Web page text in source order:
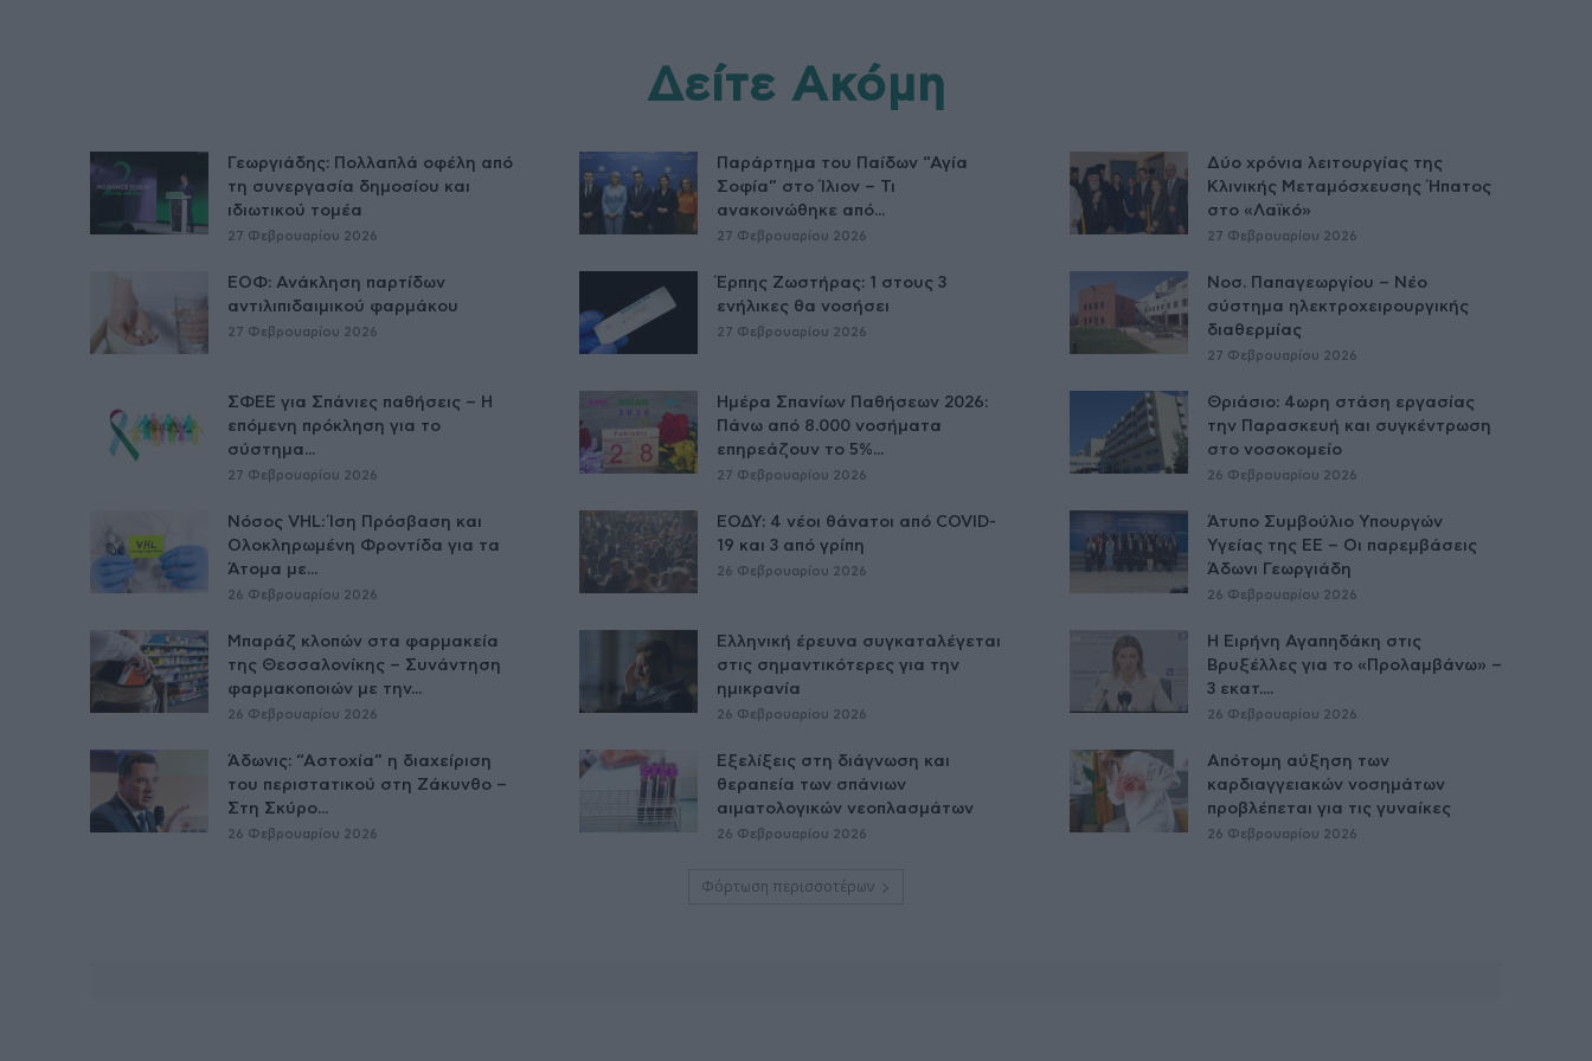
Δείτε Ακόμη
Γεωργιάδης: Πολλαπλά οφέλη από
τη συνεργασία δημοσίου και
ιδιωτικού τομέα
27 Φεβρουαρίου 2026
Παράρτημα του Παίδων “Αγία
Σοφία” στο Ίλιον – Τι
ανακοινώθηκε από...
27 Φεβρουαρίου 2026
Δύο χρόνια λειτουργίας της
Κλινικής Μεταμόσχευσης Ήπατος
στο «Λαϊκό»
27 Φεβρουαρίου 2026
ΕΟΦ: Ανάκληση παρτίδων
αντιλιπιδαιμικού φαρμάκου
27 Φεβρουαρίου 2026
Έρπης Ζωστήρας: 1 στους 3
ενήλικες θα νοσήσει
27 Φεβρουαρίου 2026
Νοσ. Παπαγεωργίου – Νέο
σύστημα ηλεκτροχειρουργικής
διαθερμίας
27 Φεβρουαρίου 2026
ΣΦΕΕ για Σπάνιες παθήσεις – Η
επόμενη πρόκληση για το
σύστημα...
27 Φεβρουαρίου 2026
Ημέρα Σπανίων Παθήσεων 2026:
Πάνω από 8.000 νοσήματα
επηρεάζουν το 5%...
27 Φεβρουαρίου 2026
Θριάσιο: 4ωρη στάση εργασίας
την Παρασκευή και συγκέντρωση
στο νοσοκομείο
26 Φεβρουαρίου 2026
Νόσος VHL: Ίση Πρόσβαση και
Ολοκληρωμένη Φροντίδα για τα
Άτομα με...
26 Φεβρουαρίου 2026
ΕΟΔΥ: 4 νέοι θάνατοι από COVID-
19 και 3 από γρίπη
26 Φεβρουαρίου 2026
Άτυπο Συμβούλιο Υπουργών
Υγείας της ΕE – Οι παρεμβάσεις
Άδωνι Γεωργιάδη
26 Φεβρουαρίου 2026
Μπαράζ κλοπών στα φαρμακεία
της Θεσσαλονίκης – Συνάντηση
φαρμακοποιών με την...
26 Φεβρουαρίου 2026
Ελληνική έρευνα συγκαταλέγεται
στις σημαντικότερες για την
ημικρανία
26 Φεβρουαρίου 2026
Η Ειρήνη Αγαπηδάκη στις
Βρυξέλλες για το «Προλαμβάνω» –
3 εκατ....
26 Φεβρουαρίου 2026
Άδωνις: “Αστοχία” η διαχείριση
του περιστατικού στη Ζάκυνθο –
Στη Σκύρο...
26 Φεβρουαρίου 2026
Εξελίξεις στη διάγνωση και
θεραπεία των σπάνιων
αιματολογικών νεοπλασμάτων
26 Φεβρουαρίου 2026
Απότομη αύξηση των
καρδιαγγειακών νοσημάτων
προβλέπεται για τις γυναίκες
26 Φεβρουαρίου 2026
Φόρτωση περισσοτέρων